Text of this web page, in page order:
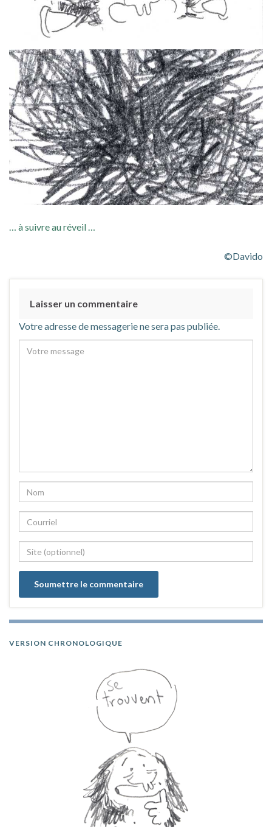
… à suivre au réveil …
©Davido
Laisser un commentaire
Votre adresse de messagerie ne sera pas publiée.
VERSION CHRONOLOGIQUE